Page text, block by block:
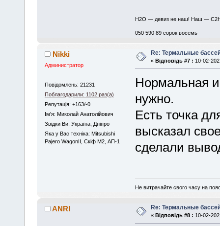
H2O — девиз не наш! Наш —
050 590 89 сорок восемь
Nikki
Администратор
Повідомлень: 21231
Поблагодарили: 1102 раз(а)
Репутація: +163/-0
Iм'я: Миколай Анатолійович
Звідки Ви: Україна, Дніпро
Яка у Вас техніка: Mitsubishi
Pajero WagonII, Скіф М2, АП-1
Re: Термальные
« Відповідь #7 : 10-02-
Нормальная
нужно.
Есть точка
высказал
сделали
Не витрачайте свого часу на
ANRI Re: Термальные
« Відповідь #8 : 10-02-